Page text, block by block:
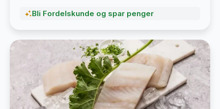
Bli Fordelskunde og spar penger